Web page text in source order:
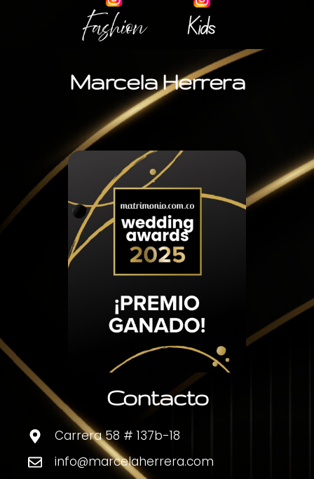
Marcela Herrera
Contacto
Carrera 58 # 137b-18
info@marcelaherrera.com